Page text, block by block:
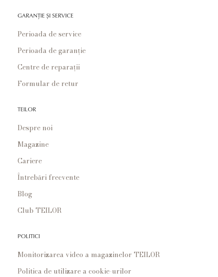
GARANȚIE ȘI SERVICE
Perioada de service
Perioada de garanție
Centre de reparații
Formular de retur
TEILOR
Despre noi
Magazine
Cariere
Întrebări frecvente
Blog
Club TEILOR
POLITICI
Monitorizarea video a magazinelor TEILOR
Politica de utilizare a cookie-urilor